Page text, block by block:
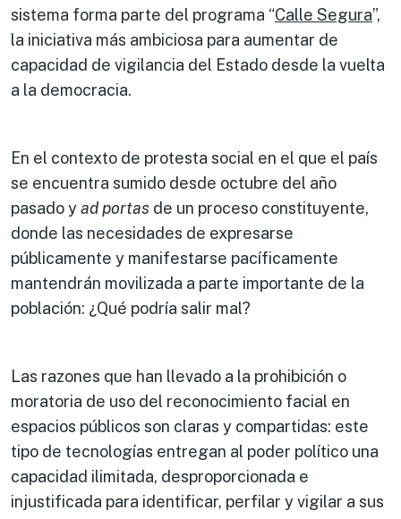
sistema forma parte del programa “Calle Segura”,
la iniciativa más ambiciosa para aumentar de
capacidad de vigilancia del Estado desde la vuelta
a la democracia.
En el contexto de protesta social en el que el país
se encuentra sumido desde octubre del año
pasado yad portas de un proceso constituyente,
donde las necesidades de expresarse
públicamente y manifestarse pacíficamente
mantendrán movilizada a parte importante de la
población: ¿Qué podría salir mal?
Las razones que han llevado a la prohibición o
moratoria de uso del reconocimiento facial en
espacios públicos son claras y compartidas: este
tipo de tecnologías entregan al poder político una
capacidad ilimitada, desproporcionada e
injustificada para identificar, perfilar y vigilar a sus